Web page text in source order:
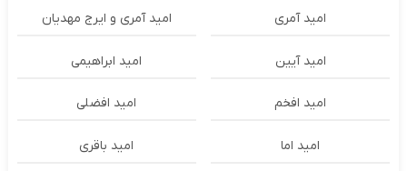
امید آمری امید آمری و ایرج مهدیان
امید آیین امید ابراهیمی
امید افخم امید افضلی
امید اما امید باقری